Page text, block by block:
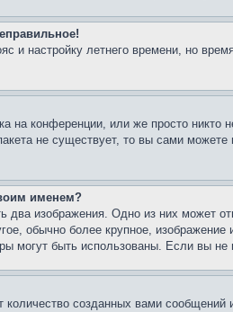
и настройку летнего времени, но
на конференции, или же просто
не существует, то вы сами
именем?
два изображения. Одно из них может
обычно более крупное,
могут быть использованы. Если вы
созданных вами